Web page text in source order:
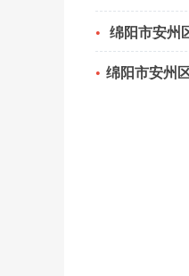
绵阳市安州
绵阳市安州